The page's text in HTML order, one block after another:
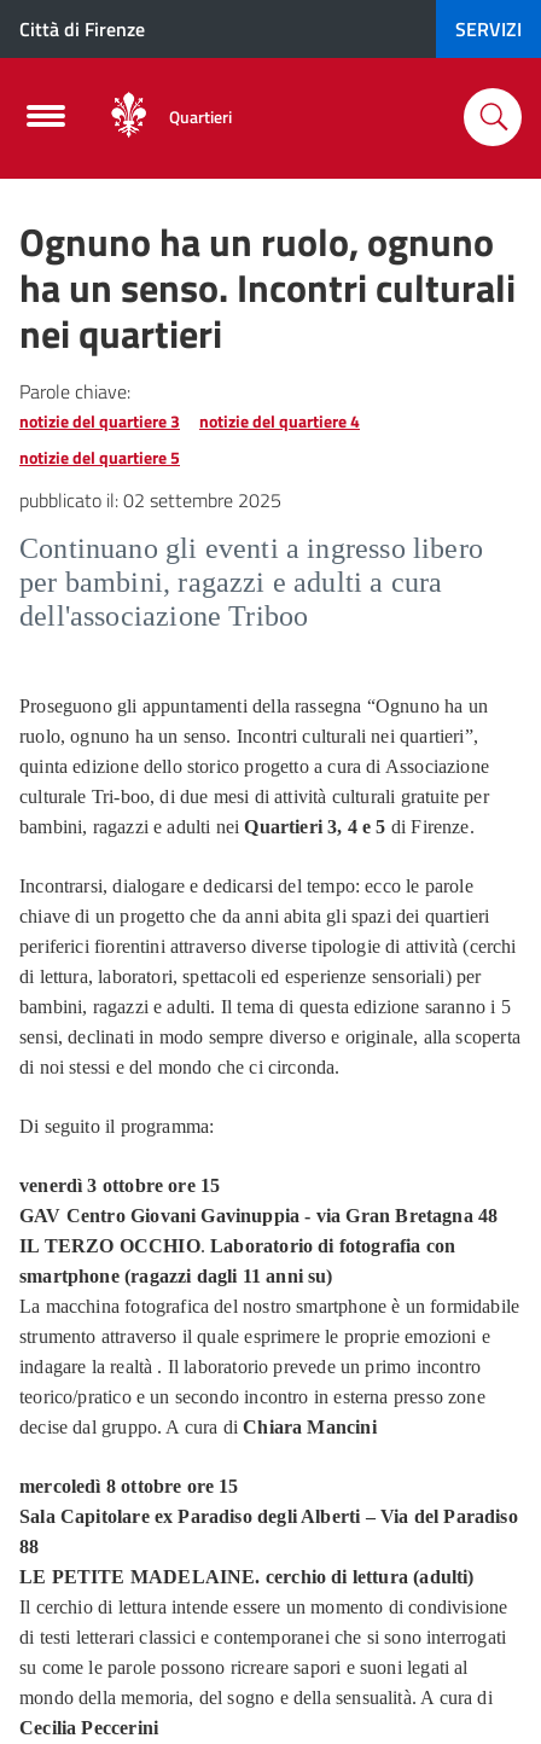
Città di Firenze SERVIZI
Quartieri
Ognuno ha un ruolo, ognuno
ha un senso. Incontri culturali
nei quartieri
Parole chiave:
notizie del quartiere 3
notizie del quartiere 4
notizie del quartiere 5
pubblicato il:02 settembre 2025
Continuano gli eventi a ingresso libero
per bambini, ragazzi e adulti a cura
dell'associazione Triboo
Proseguono gli appuntamenti della rassegna “Ognuno ha un
ruolo, ognuno ha un senso. Incontri culturali nei quartieri”,
quinta edizione dello storico progetto a cura di Associazione
culturale Tri-boo, di due mesi di attività culturali gratuite per
bambini, ragazzi e adulti neiQuartieri 3, 4 e 5 di Firenze.
Incontrarsi, dialogare e dedicarsi del tempo: ecco le parole
chiave di un progetto che da anni abita gli spazi dei quartieri
periferici fiorentini attraverso diverse tipologie di attività (cerchi
di lettura, laboratori, spettacoli ed esperienze sensoriali) per
bambini, ragazzi e adulti. Il tema di questa edizione saranno i 5
sensi, declinati in modo sempre diverso e originale, alla scoperta
di noi stessi e del mondo che ci circonda.
Di seguito il programma:
venerdì 3 ottobre ore 15
GAV Centro Giovani Gavinuppia - via Gran Bretagna 48
IL TERZO OCCHIO.Laboratorio di fotografia con
smartphone (ragazzi dagli 11 anni su)
La macchina fotografica del nostro smartphone è un formidabile
strumento attraverso il quale esprimere le proprie emozioni e
indagare la realtà . Il laboratorio prevede un primo incontro
teorico/pratico e un secondo incontro in esterna presso zone
decise dal gruppo. A cura diChiara Mancini
mercoledì 8 ottobre ore 15
Sala Capitolare ex Paradiso degli Alberti – Via del Paradiso
88
LE PETITE MADELAINE. cerchio di lettura (adulti)
Il cerchio di lettura intende essere un momento di condivisione
di testi letterari classici e contemporanei che si sono interrogati
su come le parole possono ricreare sapori e suoni legati al
mondo della memoria, del sogno e della sensualità. A cura di
Cecilia Peccerini